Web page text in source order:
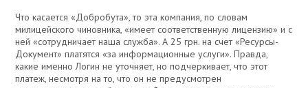
Что касается «Добробута», то эта компания, по словам
милицейского чиновника, «имеет соответственную лицензию» и с
ней «сотрудничает наша служба». А 25 грн. на счет «Ресурсы-
Документ» платятся «за информационные услуги». Правда,
какие именно Логин не уточняет, но подчеркивает, что этот
платеж, несмотря на то, что он не предусмотрен